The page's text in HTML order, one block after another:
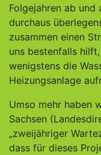
Folgejahren ab und
durchaus
zusammen einen
uns bestenfalls
wenigstens die
Heizungsanlage
Umso mehr haben
Sachsen
„zweijähriger
dass für dieses